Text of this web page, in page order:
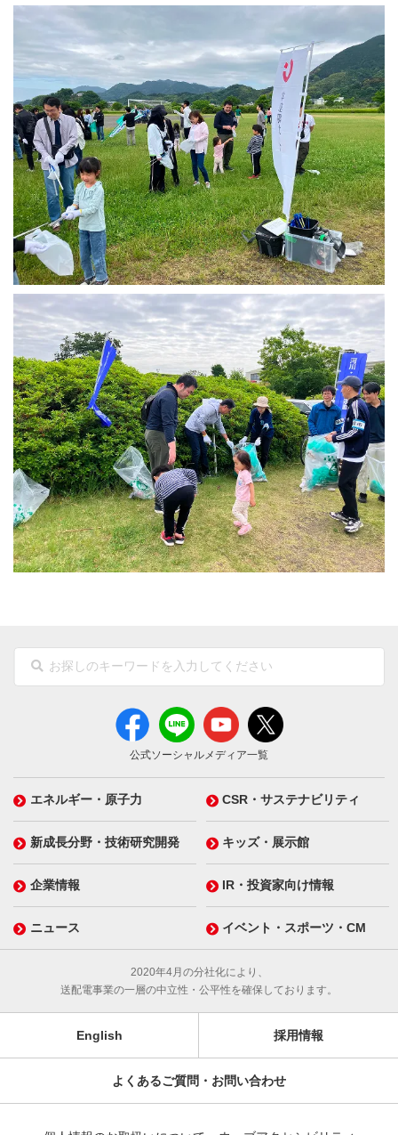
公式ソーシャルメディア一覧
エネルギー・原子力 CSR・サステナビリティ
新成長分野・技術研究開発 キッズ・展示館
企業情報 IR・投資家向け情報
ニュース イベント・スポーツ・CM
2020年4月の分社化により、
送配電事業の一層の中立性・公平性を確保しております。
English 採用情報
よくあるご質問・お問い合わせ